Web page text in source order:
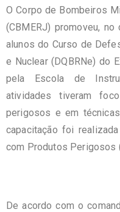
O Corpo de Bombeiros
(CBMERJ) promoveu,
alunos do Curso de
e Nuclear (DQBRNe) do
pela Escola de
atividades tiveram
perigosos e em
capacitação foi
com Produtos Perigosos
De acordo com o